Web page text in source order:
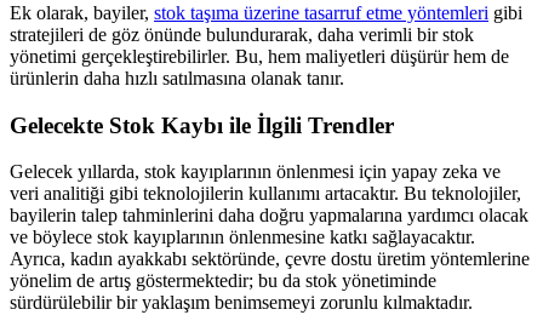
Ek olarak, bayiler, stok taşıma üzerine tasarruf etme yöntemleri gibi
stratejileri de göz önünde bulundurarak, daha verimli bir stok
yönetimi gerçekleştirebilirler. Bu, hem maliyetleri düşürür hem de
ürünlerin daha hızlı satılmasına olanak tanır.
Gelecekte Stok Kaybı ile İlgili Trendler
Gelecek yıllarda, stok kayıplarının önlenmesi için yapay zeka ve
veri analitiği gibi teknolojilerin kullanımı artacaktır. Bu teknolojiler,
bayilerin talep tahminlerini daha doğru yapmalarına yardımcı olacak
ve böylece stok kayıplarının önlenmesine katkı sağlayacaktır.
Ayrıca, kadın ayakkabı sektöründe, çevre dostu üretim yöntemlerine
yönelim de artış göstermektedir; bu da stok yönetiminde
sürdürülebilir bir yaklaşım benimsemeyi zorunlu kılmaktadır.